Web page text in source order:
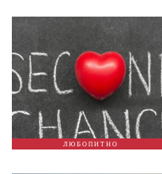
ЛЮБОПИТНО